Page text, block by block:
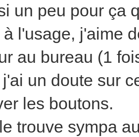
un peu pour ça
l'usage, j'aime
au bureau (1
un doute sur
les boutons.
trouve sympa